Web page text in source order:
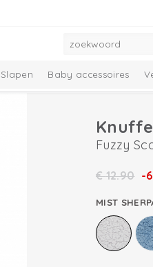
Slapen Baby accessoires
Fuzzy
€12.90 -
MIST